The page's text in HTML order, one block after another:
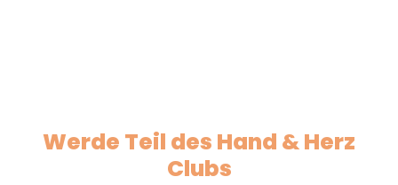
Werde Teil des Hand & Herz
Clubs